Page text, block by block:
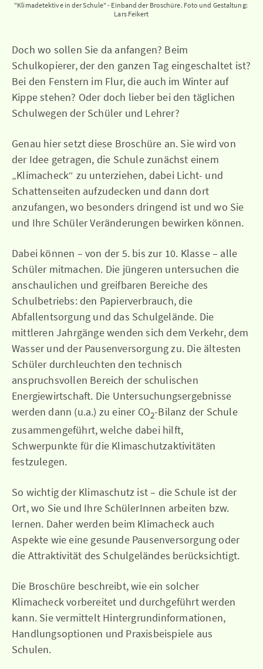
"Klimadetektive in der Schule" - Einband der Broschüre. Foto und Gestaltung:
Lars Feikert
Doch wo sollen Sie da anfangen? Beim
Schulkopierer, der den ganzen Tag eingeschaltet ist?
Bei den Fenstern im Flur, die auch im Winter auf
Kippe stehen? Oder doch lieber bei den täglichen
Schulwegen der Schüler und Lehrer?
Genau hier setzt diese Broschüre an. Sie wird von
der Idee getragen, die Schule zunächst einem
„Klimacheck“ zu unterziehen, dabei Licht- und
Schattenseiten aufzudecken und dann dort
anzufangen, wo besonders dringend ist und wo Sie
und Ihre Schüler Veränderungen bewirken können.
Dabei können – von der 5. bis zur 10. Klasse – alle
Schüler mitmachen. Die jüngeren untersuchen die
anschaulichen und greifbaren Bereiche des
Schulbetriebs: den Papierverbrauch, die
Abfallentsorgung und das Schulgelände. Die
mittleren Jahrgänge wenden sich dem Verkehr, dem
Wasser und der Pausenversorgung zu. Die ältesten
Schüler durchleuchten den technisch
anspruchsvollen Bereich der schulischen
Energiewirtschaft. Die Untersuchungsergebnisse
werden dann (u.a.) zu einer CO2-Bilanz der Schule
zusammengeführt, welche dabei hilft,
Schwerpunkte für die Klimaschutzaktivitäten
festzulegen.
So wichtig der Klimaschutz ist – die Schule ist der
Ort, wo Sie und Ihre SchülerInnen arbeiten bzw.
lernen. Daher werden beim Klimacheck auch
Aspekte wie eine gesunde Pausenversorgung oder
die Attraktivität des Schulgeländes berücksichtigt.
Die Broschüre beschreibt, wie ein solcher
Klimacheck vorbereitet und durchgeführt werden
kann. Sie vermittelt Hintergrundinformationen,
Handlungsoptionen und Praxisbeispiele aus
Schulen.